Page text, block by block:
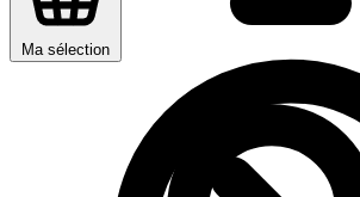
Ma sélection